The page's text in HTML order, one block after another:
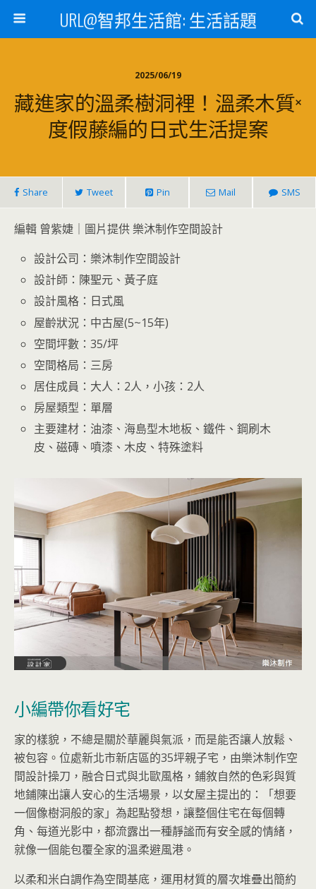
URL@智邦生活館: 生活話題
2025/06/19
藏進家的溫柔樹洞裡！溫柔木質×
度假藤編的日式生活提案
Share Tweet Pin Mail SMS
編輯 曾紫婕｜圖片提供 樂沐制作空間設計
設計公司：樂沐制作空間設計
設計師：陳聖元、黃子庭
設計風格：日式風
屋齡狀況：中古屋(5~15年)
空間坪數：35/坪
空間格局：三房
居住成員：大人：2人，小孩：2人
房屋類型：單層
主要建材：油漆、海島型木地板、鐵件、鋼刷木
皮、磁磚、噴漆、木皮、特殊塗料
小編帶你看好宅
家的樣貌，不總是關於華麗與氣派，而是能否讓人放鬆、
被包容。位處新北市新店區的35坪親子宅，由樂沐制作空
間設計操刀，融合日式與北歐風格，鋪敘自然的色彩與質
地鋪陳出讓人安心的生活場景，以女屋主提出的：「想要
一個像樹洞般的家」為起點發想，讓整個住宅在每個轉
角、每道光影中，都流露出一種靜謐而有安全感的情緒，
就像一個能包覆全家的溫柔避風港。
以柔和米白調作為空間基底，運用材質的層次堆疊出簡約